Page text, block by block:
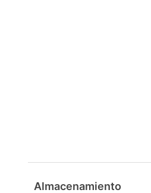
Almacenamiento